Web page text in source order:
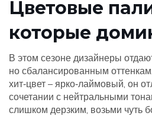
Цветовые
которые
В этом сезоне дизайнеры
но сбалансированным
хит‑цвет – ярко‑лаймовый, он
сочетании с нейтральными
слишком дерзким, возьми чуть